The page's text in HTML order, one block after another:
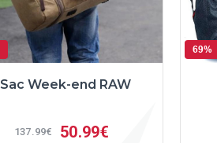
Sac Week-end RAW
137 99€ 50 99€
69%